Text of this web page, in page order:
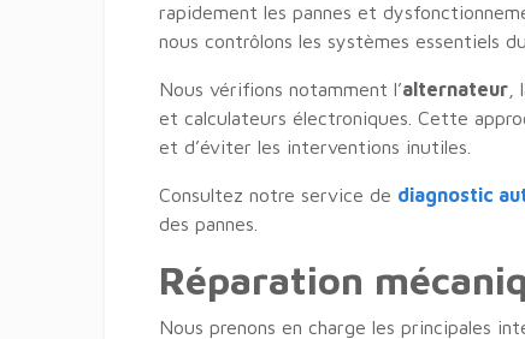
rapidement les pannes et
nous contrôlons les systèmes essentiels
Nous vérifions notamment l’alternateur ,
et calculateurs électroniques. Cette
et d’éviter les interventions inutiles.
Consultez notre service de diagnostic
des pannes.
Réparation
Nous prenons en charge les principales